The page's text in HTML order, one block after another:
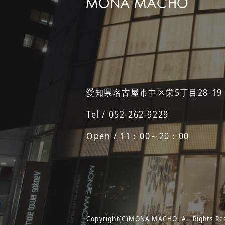
愛知県名古屋市中区栄5丁目28-
Tel / 052-262-9229
Open / 11：00～20：00
Copyright(C)MONA MACHO. All Rights